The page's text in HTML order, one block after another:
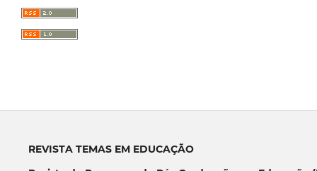
REVISTA TEMAS EM EDUCAÇÃO